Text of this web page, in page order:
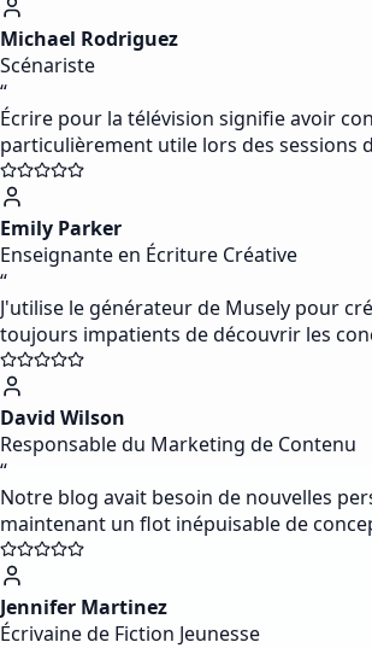
Michael Rodriguez
Scénariste
“
Écrire pour la télévision signifie avoir
particulièrement utile lors des sessions
Emily Parker
Enseignante en Écriture Créative
“
J'utilise le générateur de Musely pour
toujours impatients de découvrir les
David Wilson
Responsable du Marketing de Contenu
“
Notre blog avait besoin de nouvelles
maintenant un flot inépuisable de
Jennifer Martinez
Écrivaine de Fiction Jeunesse